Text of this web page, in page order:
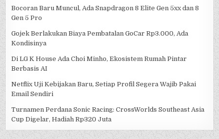
Bocoran Baru Muncul, Ada Snapdragon 8 Elite Gen 5xx dan 8
Gen 5 Pro
Gojek Berlakukan Biaya Pembatalan GoCar Rp3.000, Ada
Kondisinya
Di LG K House Ada Choi Minho, Ekosistem Rumah Pintar
Berbasis AI
Netflix Uji Kebijakan Baru, Setiap Profil Segera Wajib Pakai
Email Sendiri
Turnamen Perdana Sonic Racing: CrossWorlds Southeast Asia
Cup Digelar, Hadiah Rp320 Juta